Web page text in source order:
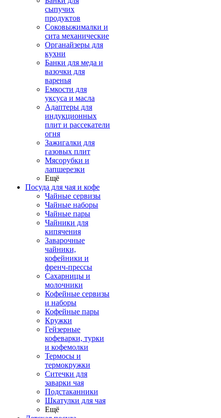
сыпучих
продуктов
Соковыжималки и
сита механические
Органайзеры для
кухни
Банки для меда и
вазочки для
варенья
Емкости для
уксуса и масла
Адаптеры для
индукционных
плит и рассекатели
огня
Зажигалки для
газовых плит
Мясорубки и
лапшерезки
Ещё
Посуда для чая и кофе
Чайные сервизы
Чайные наборы
Чайные пары
Чайники для
кипячения
Заварочные
чайники,
кофейники и
френч-прессы
Сахарницы и
молочники
Кофейные сервизы
и наборы
Кофейные пары
Кружки
Гейзерные
кофеварки, турки
и кофемолки
Термосы и
термокружки
Ситечки для
заварки чая
Подстаканники
Шкатулки для чая
Ещё